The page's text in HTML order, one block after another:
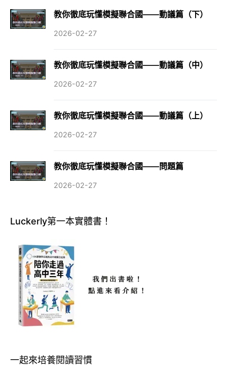
教你徹底玩懂模擬聯合國——動議篇（下）
2026-02-27
教你徹底玩懂模擬聯合國——動議篇（中）
2026-02-27
教你徹底玩懂模擬聯合國——動議篇（上）
2026-02-27
教你徹底玩懂模擬聯合國——問題篇
2026-02-27
Luckerly第一本實體書！
一起來培養閱讀習慣